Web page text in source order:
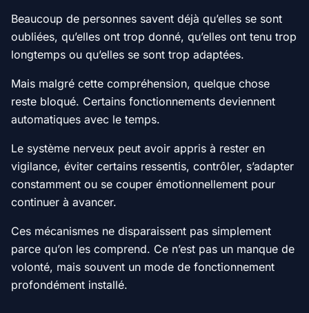
Beaucoup de personnes savent déjà qu’elles se sont
oubliées, qu’elles ont trop donné, qu’elles ont tenu trop
longtemps ou qu’elles se sont trop adaptées.
Mais malgré cette compréhension, quelque chose
reste bloqué. Certains fonctionnements deviennent
automatiques avec le temps.
Le système nerveux peut avoir appris à rester en
vigilance, éviter certains ressentis, contrôler, s’adapter
constamment ou se couper émotionnellement pour
continuer à avancer.
Ces mécanismes ne disparaissent pas simplement
parce qu’on les comprend. Ce n’est pas un manque de
volonté, mais souvent un mode de fonctionnement
profondément installé.